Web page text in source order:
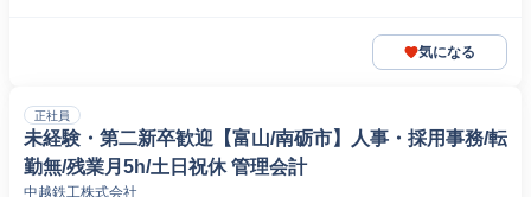
気になる
正社員
未経験・第二新卒歓迎【富山/南砺市】人事・採用事務/転
勤無/残業月5h/土日祝休 管理会計
中越鉄工株式会社